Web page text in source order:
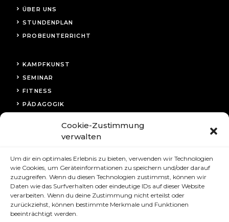
Cookie-Zustimmung
verwalten
Um dir ein optimales Erlebnis zu bieten, verwenden wir Technologien
wie Cookies, um Geräteinformationen zu speichern und/oder darauf
zuzugreifen. Wenn du diesen Technologien zustimmst, können wir
Daten wie das Surfverhalten oder eindeutige IDs auf dieser Website
verarbeiten. Wenn du deine Zustimmung nicht erteilst oder
zurückziehst, können bestimmte Merkmale und Funktionen
beeinträchtigt werden.
ÜBER UNS
STUNDENPLAN
PROBEUNTERRICHT
KAMPFKUNST
SEMINAR
FITNESS
PÄDAGOGIK
DATENSCHUTZ
COOKIE-RICHTLINIE